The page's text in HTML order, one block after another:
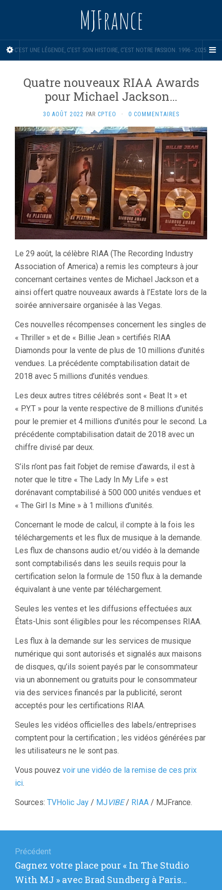
MJFrance
C'EST UNE LÉGENDE, C'EST SON HISTOIRE, C'EST NOTRE PASSION. 1996 - 2025.
Quatre nouveaux RIAA Awards
pour Michael Jackson…
30 AOÛT 2022 PAR CPTEO · 0 COMMENTAIRES
Le 29 août, la célèbre RIAA (The Recording Industry
Association of America) a remis les compteurs à jour
concernant certaines ventes de Michael Jackson et a
ainsi offert quatre nouveaux awards à l’Estate lors de la
soirée anniversaire organisée à las Vegas.
Ces nouvelles récompenses concernent les singles de
« Thriller » et de « Billie Jean » certifiés RIAA
Diamonds pour la vente de plus de 10 millions d’unités
vendues. La précédente comptabilisation datait de
2018 avec 5 millions d’unités vendues.
Les deux autres titres célébrés sont « Beat It » et
« P.Y.T » pour la vente respective de 8 millions d’unités
pour le premier et 4 millions d’unités pour le second. La
précédente comptabilisation datait de 2018 avec un
chiffre divisé par deux.
S’ils n’ont pas fait l’objet de remise d’awards, il est à
noter que le titre « The Lady In My Life » est
dorénavant comptabilisé à 500 000 unités vendues et
« The Girl Is Mine » à 1 millions d’unités.
Concernant le mode de calcul, il compte à la fois les
téléchargements et les flux de musique à la demande.
Les flux de chansons audio et/ou vidéo à la demande
sont comptabilisés dans les seuils requis pour la
certification selon la formule de 150 flux à la demande
équivalant à une vente par téléchargement.
Seules les ventes et les diffusions effectuées aux
États-Unis sont éligibles pour les récompenses RIAA.
Les flux à la demande sur les services de musique
numérique qui sont autorisés et signalés aux maisons
de disques, qu’ils soient payés par le consommateur
via un abonnement ou gratuits pour le consommateur
via des services financés par la publicité, seront
acceptés pour les certifications RIAA.
Seules les vidéos officielles des labels/entreprises
comptent pour la certification ; les vidéos générées par
les utilisateurs ne le sont pas.
Vous pouvez voir une vidéo de la remise de ces prix
ici.
Sources: TVHolic Jay / MJVIBE / RIAA / MJFrance.
de
l’article
Précédent
Article
précédent
Gagnez votre place pour « In The Studio
With MJ » avec Brad Sundberg à Paris…